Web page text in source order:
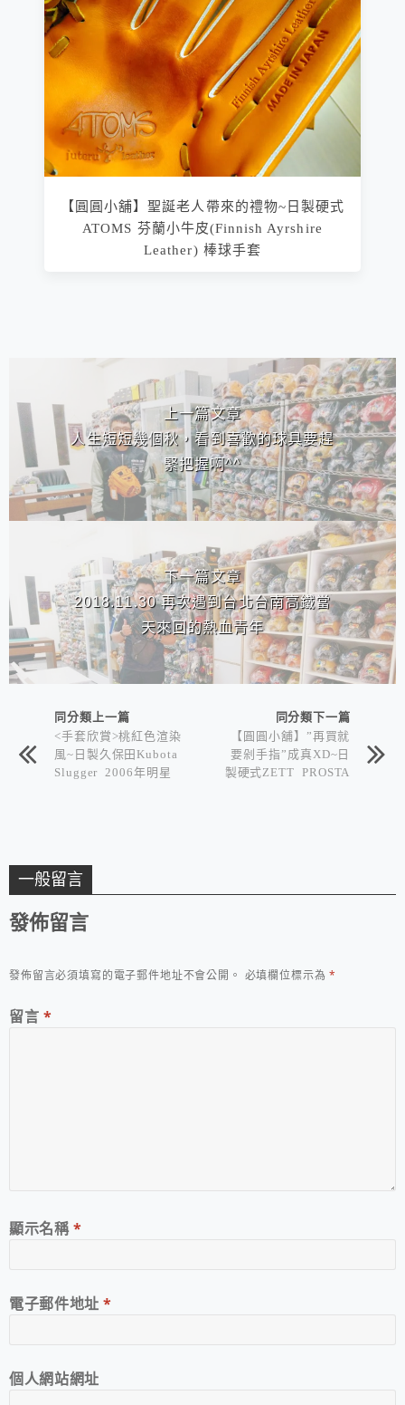
【圓圓小舖】聖誕老人帶來的禮物~日製硬式
ATOMS 芬蘭小牛皮(Finnish Ayrshire
Leather) 棒球手套
上一篇文章
人生短短幾個秋，看到喜歡的球具要趕
緊把握啊^^
下一篇文章
2018.11.30 再次遇到台北台南高鐵當
天來回的熱血青年
同分類上一篇
<手套欣賞>桃紅色渲染
風~日製久保田Kubota
Slugger 2006年明星
同分類下一篇
【圓圓小舖】”再買就
要剁手指”成真XD~日
製硬式ZETT PROSTA
一般留言
發佈留言
發佈留言必須填寫的電子郵件地址不會公開。 必填欄位標示為*
留言 *
顯示名稱*
電子郵件地址*
個人網站網址